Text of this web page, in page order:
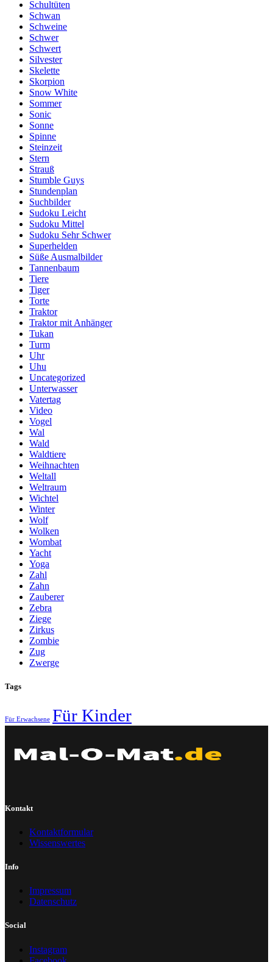
Schultüten
Schwan
Schweine
Schwer
Schwert
Silvester
Skelette
Skorpion
Snow White
Sommer
Sonic
Sonne
Spinne
Steinzeit
Stern
Strauß
Stumble Guys
Stundenplan
Suchbilder
Sudoku Leicht
Sudoku Mittel
Sudoku Sehr Schwer
Superhelden
Süße Ausmalbilder
Tannenbaum
Tiere
Tiger
Torte
Traktor
Traktor mit Anhänger
Tukan
Turm
Uhr
Uhu
Uncategorized
Unterwasser
Vatertag
Video
Vogel
Wal
Wald
Waldtiere
Weihnachten
Weltall
Weltraum
Wichtel
Winter
Wolf
Wolken
Wombat
Yacht
Yoga
Zahl
Zahn
Zauberer
Zebra
Ziege
Zirkus
Zombie
Zug
Zwerge
Tags
Für Erwachsene Für Kinder
Kontakt
Kontaktformular
Wissenswertes
Info
Impressum
Datenschutz
Social
Instagram